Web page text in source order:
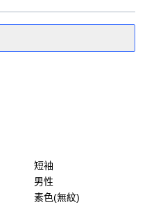
短袖
男性
素色(無紋)